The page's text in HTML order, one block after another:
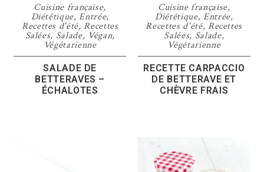
Cuisine française,
Diététique,Entrée,
Recettes d'été,Recettes
Salées, Salade, Végan,
Végétarienne
SALADE DE
BETTERAVES –
ÉCHALOTES
Cuisine française,
Diététique, Entrée,
Recettes d'été, Recettes
Salées, Salade,
Végétarienne
RECETTE CARPACCIO
DE BETTERAVE ET
CHÈVRE FRAIS